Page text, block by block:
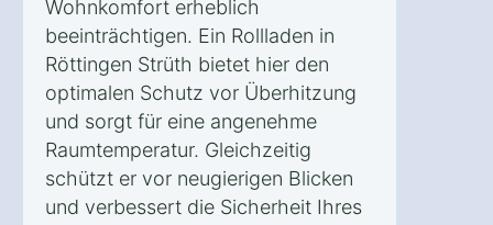
Wohnkomfort erheblich
beeinträchtigen. Ein Rollladen in
Röttingen Strüth bietet hier den
optimalen Schutz vor Überhitzung
und sorgt für eine angenehme
Raumtemperatur. Gleichzeitig
schützt er vor neugierigen Blicken
und verbessert die Sicherheit Ihres